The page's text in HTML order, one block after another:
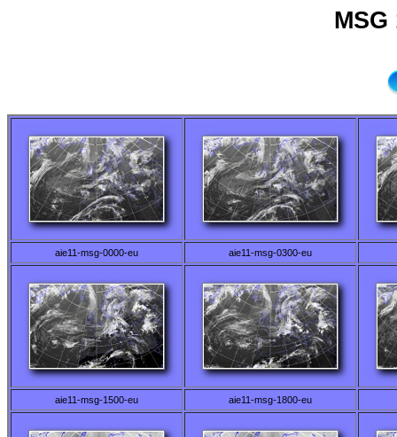
MSG
aie11-msg-0000-eu aie11-msg-0300-eu
aie11-msg-1500-eu aie11-msg-1800-eu